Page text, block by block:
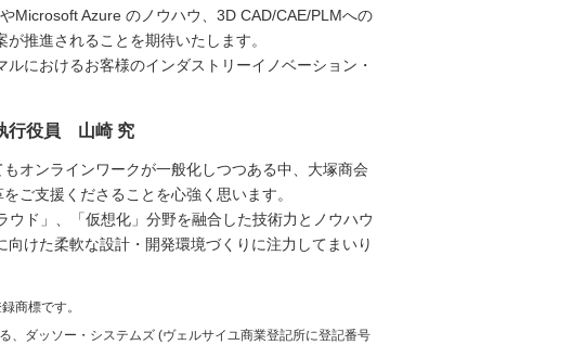
Microsoft Azure のノウハウ、3D CAD/CAE/PLMへの
推進されることを期待いたします。
におけるお客様のインダストリーイノベーション・
行役員 山崎 究
オンラインワークが一般化しつつある中、大塚商会
ご支援くださることを心強く思います。
ド」、「仮想化」分野を融合した技術力とノウハウ
けた柔軟な設計・開発環境づくりに注力してまいり
商標です。
、ダッソー・システムズ (ヴェルサイユ商業登記所に登記番号